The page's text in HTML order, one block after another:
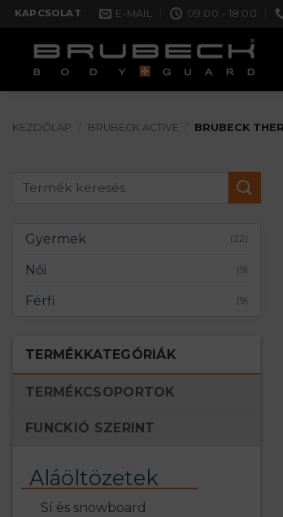
Skip
content
KAPCSOLAT E-MAIL 09:00 - 18:00
KEZDŐLAP BRUBECK ACTIVE BRUBECK
Keresés
Gyermek
(22)
Női (9)
Férfi (9)
TERMÉKKATEGÓRIÁK
TERMÉKCSOPORTOK
FUNCKIÓ SZERINT
Aláöltözetek
Sí és snowboard